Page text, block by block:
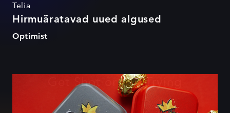
Telia
Hirmuäratavad uued algused
Optimist
Get Shot or Die Trying